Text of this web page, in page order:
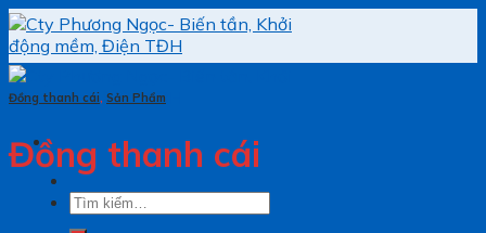
Skip
to
content
Tìm
Đồng thanh cái, Sản Phẩm
Đồng thanh cái